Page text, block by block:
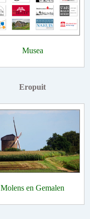
Musea
Eropuit
Molens en Gemalen